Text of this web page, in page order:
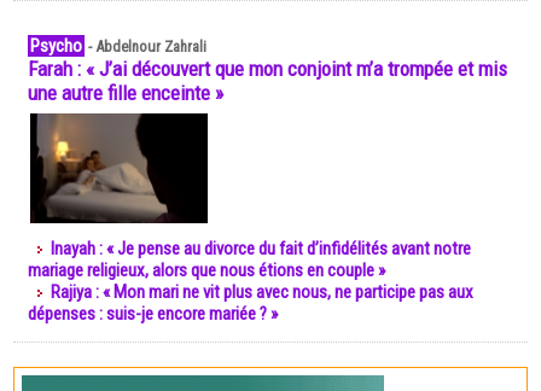
Psycho -Abdelnour Zahrali
Farah : « J’ai découvert que mon conjoint m’a trompée et mis
une autre fille enceinte »
Inayah : « Je pense au divorce du fait d’infidélités avant notre
mariage religieux, alors que nous étions en couple »
Rajiya : « Mon mari ne vit plus avec nous, ne participe pas aux
dépenses : suis-je encore mariée ? »